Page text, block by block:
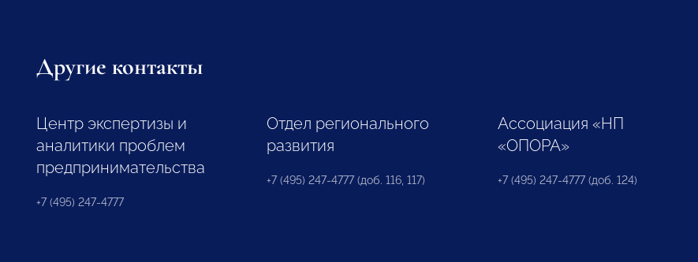
Другие контакты
Центр экспертизы и
аналитики проблем
предпринимательства
+7 (495) 247-4777
Отдел регионального
развития
+7 (495) 247-4777 (доб. 116, 117)
Ассоциация «НП
«ОПОРА»
+7 (495) 247-4777 (доб. 124)